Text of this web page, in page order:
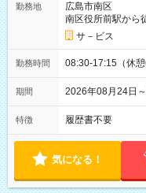
勤務地
広島市南区
南区役所前駅から
サ－ビス
勤務時間 08:30-17:15（休
期間 2026年08月24日
特徴 履歴書不要
気になる！